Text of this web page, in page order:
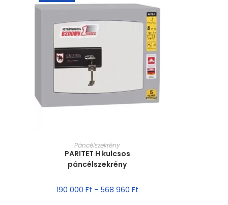
MÉRET VÁLASZTÁSA
Páncélszekrény
PARITET H kulcsos
páncélszekrény
190 000 Ft – 568 960 Ft